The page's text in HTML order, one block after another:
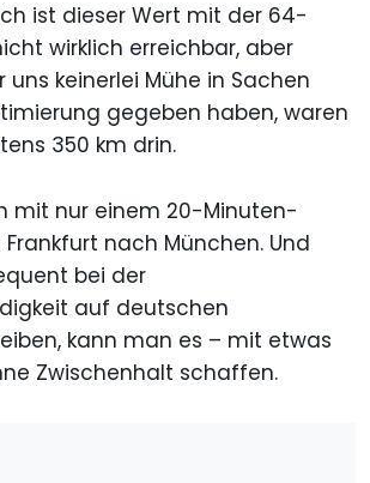
ist dieser Wert mit der 64-
wirklich erreichbar, aber
uns keinerlei Mühe in Sachen
gegeben haben, waren
350 km drin.
mit nur einem 20-Minuten-
nach München. Und
bei der
auf deutschen
kann man es – mit etwas
Zwischenhalt schaffen.